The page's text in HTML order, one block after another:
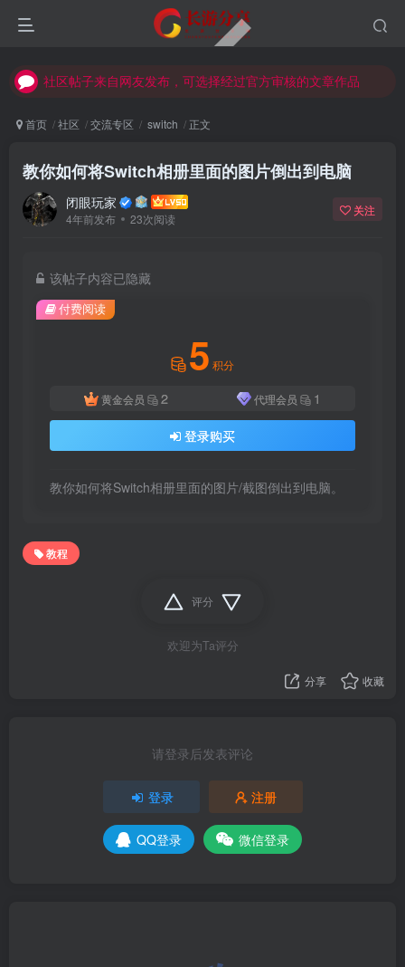
社区帖子来自网友发布，可选择经过官方审核的文章作品
社区帖子来自网友发布，可选择经过官方审核的文章作品
社区帖子来自网友发布，可选择经过官方审核的文章作品
首页 社区 交流专区 switch 正文
教你如何将Switch相册里面的图片倒出到电脑
闭眼玩家
4年前发布 23次阅读
关注
该帖子内容已隐藏
付费阅读
5 积分
黄金会员 2 代理会员 1
登录购买
教你如何将Switch相册里面的图片/截图倒出到电脑。
教程
评分
欢迎为Ta评分
分享 收藏
请登录后发表评论
登录 注册
QQ登录 微信登录